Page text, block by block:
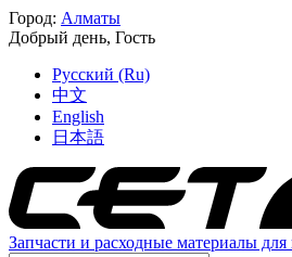
Город: Алматы
Добрый день, Гость
Русский (Ru)
中文
English
日本語
Запчасти и расходные материалы